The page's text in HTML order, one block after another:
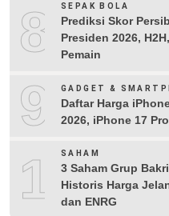
8 SEPAK BOLA
Prediksi Skor
Presiden 2026,
Pemain
9 GADGET &
Daftar Harga
2026, iPhone 17
10
SAHAM
3 Saham Grup
Historis Harga
dan ENRG